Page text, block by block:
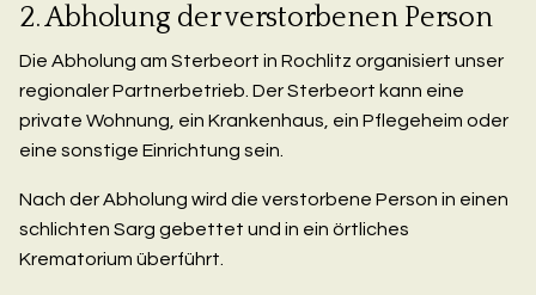
2. Abholung der verstorbenen Person
Die Abholung am Sterbeort in Rochlitz organisiert unser
regionaler Partnerbetrieb. Der Sterbeort kann eine
private Wohnung, ein Krankenhaus, ein Pflegeheim oder
eine sonstige Einrichtung sein.
Nach der Abholung wird die verstorbene Person in einen
schlichten Sarg gebettet und in ein örtliches
Krematorium überführt.